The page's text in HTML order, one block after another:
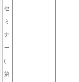
セ
ミ
ナ
ー
(
第